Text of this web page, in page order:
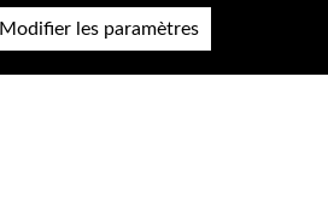
Modifier les paramètres